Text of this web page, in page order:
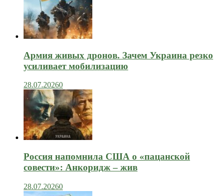
Армия живых дронов. Зачем Украина резко
усиливает мобилизацию
28.07.20260
Россия напомнила США о «пацанской
совести»: Анкоридж – жив
28.07.20260